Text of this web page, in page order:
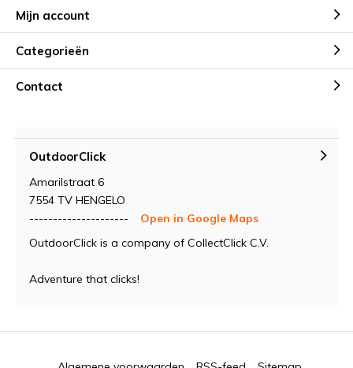
Mijn account
Categorieën
Contact
OutdoorClick
Amarilstraat 6
7554 TV HENGELO
---------------------
Open in Google Maps
OutdoorClick is a company of CollectClick C.V.
Adventure that clicks!